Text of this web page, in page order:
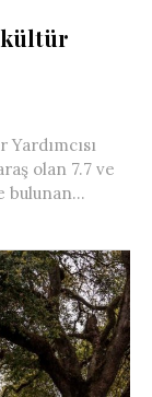
kültür
olan 7.7 ve
bulunan...